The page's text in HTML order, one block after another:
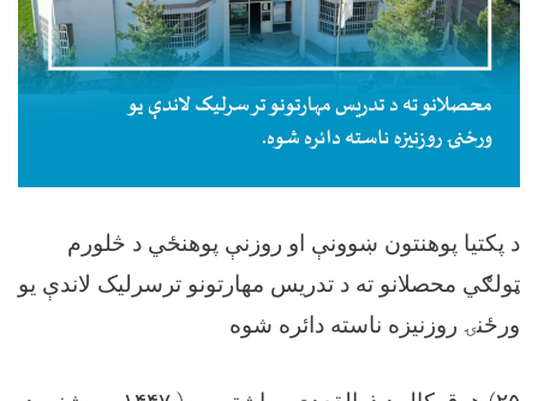
د پکتیا پوهنتون ښوونې او روزنې پوهنځي د څلورم
ټولګي محصلانو ته د تدریس مهارتونو ترسرلیک لاندې یو
ورځنۍ روزنیزه ناسته دائره شوه